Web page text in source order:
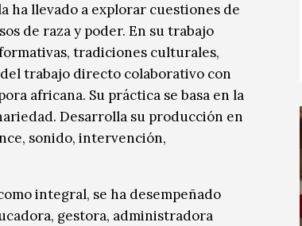
ha llevado a explorar cuestiones de
de raza y poder. En su trabajo
tradiciones culturales,
trabajo directo colaborativo con
africana. Su práctica se basa en la
Desarrolla su producción en
sonido, intervención,
integral, se ha desempeñado
gestora, administradora